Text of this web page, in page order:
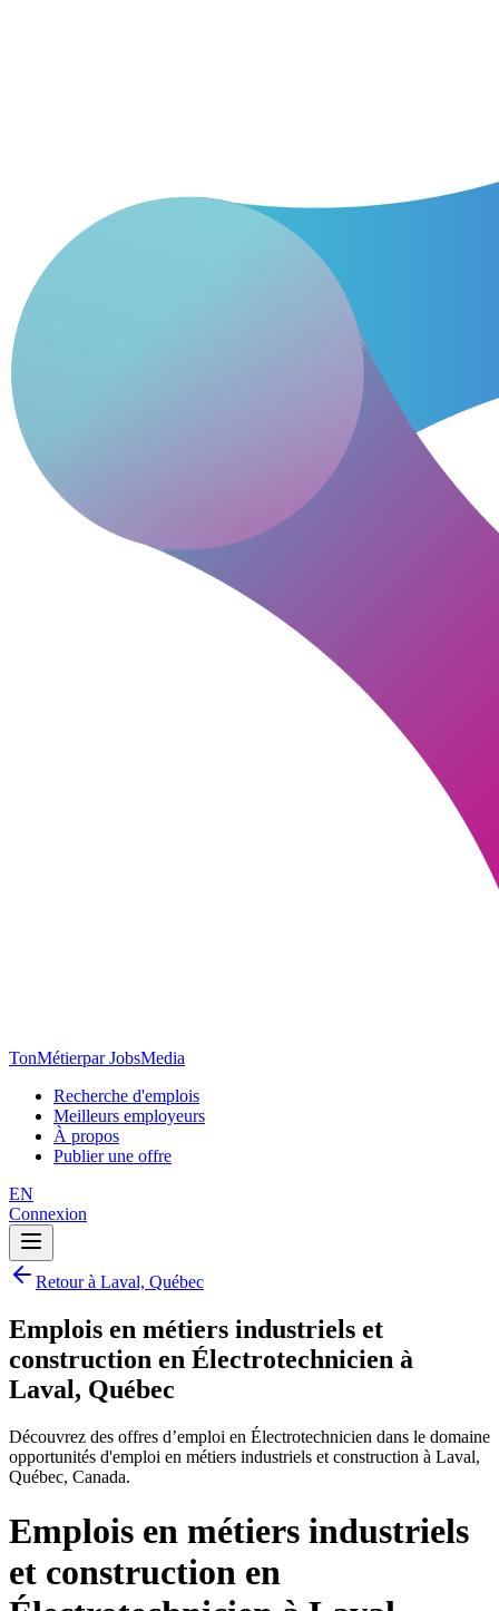
TonMétierpar JobsMedia
Recherche d'emplois
Meilleurs employeurs
À propos
Publier une offre
EN
Connexion
Retour à Laval, Québec
Emplois en métiers industriels et
construction en Électrotechnicien à
Laval, Québec
Découvrez des offres d’emploi en Électrotechnicien dans le domaine
opportunités d'emploi en métiers industriels et construction à Laval,
Québec, Canada.
Emplois en métiers industriels
et construction en